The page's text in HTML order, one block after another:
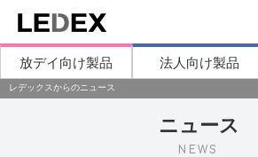
放デイ向け製品 法人向け製品
レデックスからのニュース
ニュース
NEWS